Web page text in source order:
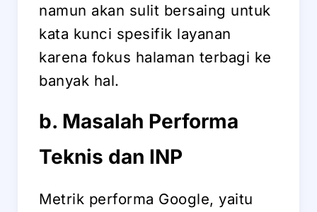
namun akan sulit bersaing untuk
kata kunci spesifik layanan
karena fokus halaman terbagi ke
banyak hal.
b. Masalah Performa
Teknis dan INP
Metrik performa Google, yaitu